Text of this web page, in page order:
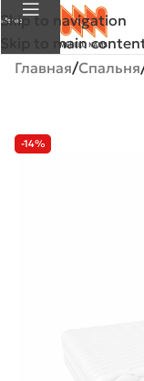
Skip to navigation
Skip to main
Меню
Главная Спальня
-14%